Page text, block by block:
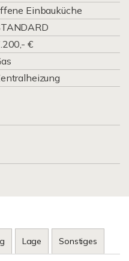
Einbauküche
€
Lage Sonstiges